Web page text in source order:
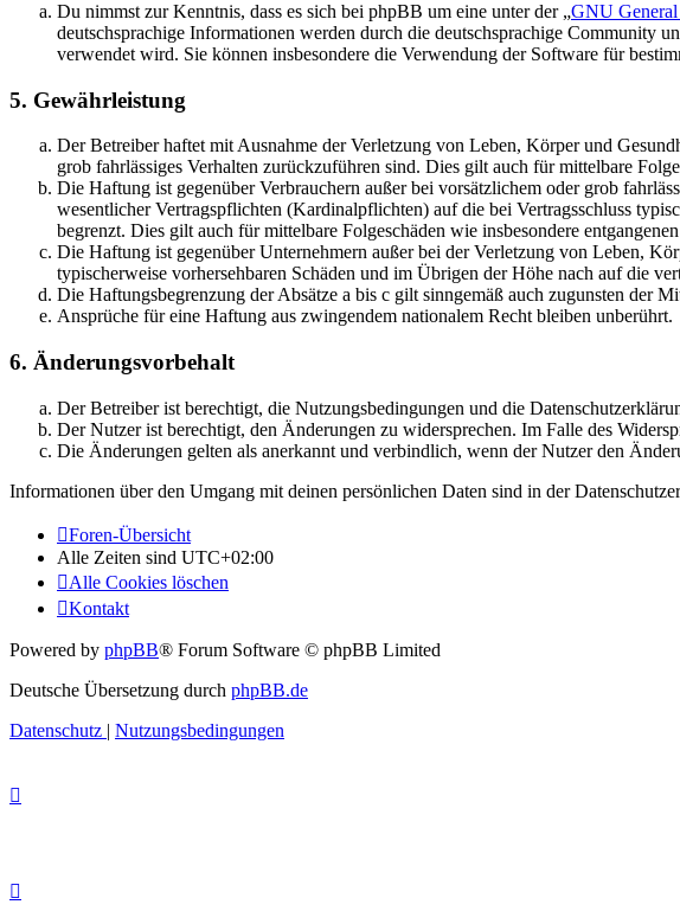
Du nimmst zur Kenntnis, dass es sich bei phpBB um eine unter der „GNU
deutschsprachige Informationen werden durch die deutschsprachige Community
verwendet wird. Sie können insbesondere die Verwendung der Software für
5. Gewährleistung
Der Betreiber haftet mit Ausnahme der Verletzung von Leben, Körper und
grob fahrlässiges Verhalten zurückzuführen sind. Dies gilt auch für mittelbare
Die Haftung ist gegenüber Verbrauchern außer bei vorsätzlichem oder grob
wesentlicher Vertragspflichten (Kardinalpflichten) auf die bei Vertragsschluss
begrenzt. Dies gilt auch für mittelbare Folgeschäden wie insbesondere
Die Haftung ist gegenüber Unternehmern außer bei der Verletzung von Leben,
typischerweise vorhersehbaren Schäden und im Übrigen der Höhe nach auf die
Die Haftungsbegrenzung der Absätze a bis c gilt sinngemäß auch zugunsten der
Ansprüche für eine Haftung aus zwingendem nationalem Recht bleiben unberührt.
6. Änderungsvorbehalt
Der Betreiber ist berechtigt, die Nutzungsbedingungen und die
Der Nutzer ist berechtigt, den Änderungen zu widersprechen. Im Falle des
Die Änderungen gelten als anerkannt und verbindlich, wenn der Nutzer den
Informationen über den Umgang mit deinen persönlichen Daten sind in der
Foren-Übersicht
Alle Zeiten sind UTC+02:00
Alle Cookies löschen
Kontakt
Powered by phpBB® Forum Software © phpBB Limited
Deutsche Übersetzung durch phpBB.de
Datenschutz | Nutzungsbedingungen